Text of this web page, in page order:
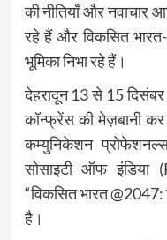
की नीतियाँ और नवाचार
रहे हैं और विकसित
भूमिका निभा रहे हैं।
देहरादून 13 से 15
कॉन्फ्रेंस की मेज़बानी
कम्युनिकेशन
सोसाइटी ऑफ इंडिया
“विकसित भारत @2047:
है।